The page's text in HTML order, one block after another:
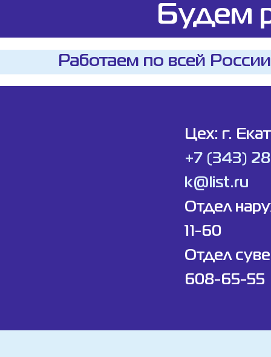
Будем
Работаем по всей
Цех: г.
+7 (343)
k@list.ru
Отдел
11-60
Отдел
608-65-55